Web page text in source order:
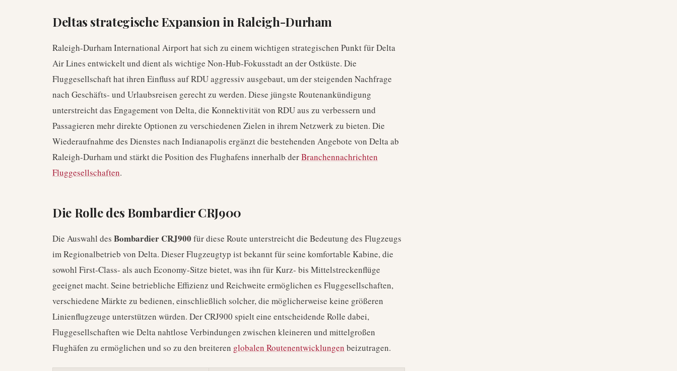
Deltas strategische Expansion in Raleigh-Durham
Raleigh-Durham International Airport hat sich zu einem wichtigen strategischen Punkt für Delta
Air Lines entwickelt und dient als wichtige Non-Hub-Fokusstadt an der Ostküste. Die
Fluggesellschaft hat ihren Einfluss auf RDU aggressiv ausgebaut, um der steigenden Nachfrage
nach Geschäfts- und Urlaubsreisen gerecht zu werden. Diese jüngste Routenankündigung
unterstreicht das Engagement von Delta, die Konnektivität von RDU aus zu verbessern und
Passagieren mehr direkte Optionen zu verschiedenen Zielen in ihrem Netzwerk zu bieten. Die
Wiederaufnahme des Dienstes nach Indianapolis ergänzt die bestehenden Angebote von Delta ab
Raleigh-Durham und stärkt die Position des Flughafens innerhalb derBranchennachrichten
Fluggesellschaften.
Die Rolle des Bombardier CRJ900
Die Auswahl des Bombardier CRJ900 für diese Route unterstreicht die Bedeutung des Flugzeugs
im Regionalbetrieb von Delta. Dieser Flugzeugtyp ist bekannt für seine komfortable Kabine, die
sowohl First-Class- als auch Economy-Sitze bietet, was ihn für Kurz- bis Mittelstreckenflüge
geeignet macht. Seine betriebliche Effizienz und Reichweite ermöglichen es Fluggesellschaften,
verschiedene Märkte zu bedienen, einschließlich solcher, die möglicherweise keine größeren
Linienflugzeuge unterstützen würden. Der CRJ900 spielt eine entscheidende Rolle dabei,
Fluggesellschaften wie Delta nahtlose Verbindungen zwischen kleineren und mittelgroßen
Flughäfen zu ermöglichen und so zu den breiteren globalen Routenentwicklungen beizutragen.